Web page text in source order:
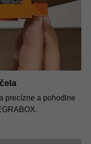
precízne a pohodlne